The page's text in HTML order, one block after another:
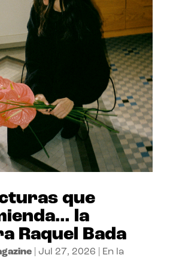
que
la
Raquel Bada
| Jul 27, 2026
En la